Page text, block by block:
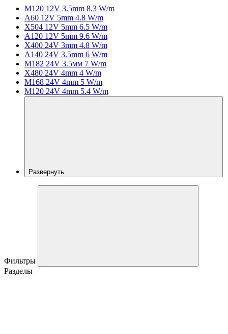
M120 12V 3.5mm 8.3 W/m
A60 12V 5mm 4.8 W/m
X504 12V 5mm 6.5 W/m
A120 12V 5mm 9.6 W/m
X400 24V 3mm 4.8 W/m
A140 24V 3.5mm 6 W/m
M182 24V 3.5мм 7 W/m
X480 24V 4mm 4 W/m
M168 24V 4mm 5 W/m
M120 24V 4mm 5.4 W/m
Развернуть
Фильтры
Разделы